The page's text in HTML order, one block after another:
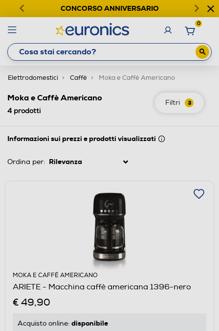
CONCORSO ANNIVERSARIO
0
Elettrodomestici Caffè Moka e Caffè Americano
Filtri 3
Moka e Caffè Americano
4prodotti
Informazioni sui prezzi e prodotti visualizzati
Ordina per:
MOKA E CAFFÈ AMERICANO
ARIETE - Macchina caffè americana 1396-nero
€ 49,90
Acquisto online: disponibile